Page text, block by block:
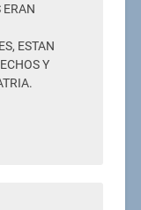
ERAN
ESTAN
Y